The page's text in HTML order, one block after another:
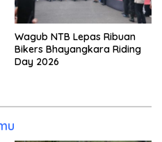
Wagub NTB Lepas Ribuan
Bikers Bhayangkara Riding
Day 2026